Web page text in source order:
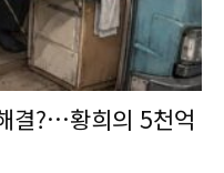
결?…황희의 5천억